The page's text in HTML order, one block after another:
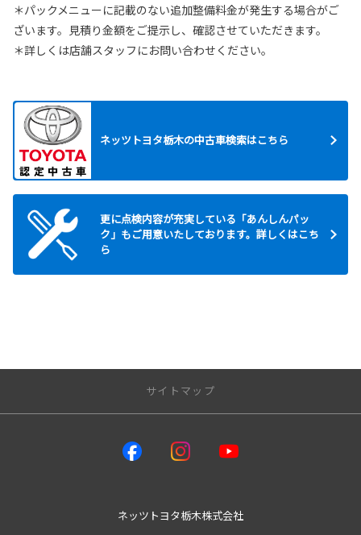
＊パックメニューに記載のない追加整備料金が発生する場合がご
ざいます。見積り金額をご提示し、確認させていただきます。
＊詳しくは店舗スタッフにお問い合わせください。
ネッツトヨタ栃木の中古車検索はこちら
更に点検内容が充実している「あんしんパッ
ク」もご用意いたしております。詳しくはこち
ら
サイトマップ
ネッツウェルキャブステーションネッツトヨタ栃木株式会社